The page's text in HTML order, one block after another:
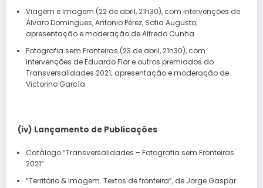
Viagem e Imagem (22 de abril, 21h30), com intervenções de
Álvaro Domingues, Antonio Pérez, Sofia Augusto;
apresentação e moderação de Alfredo Cunha
Fotografia sem Fronteiras (23 de abril, 21h30), com
intervenções de Eduardo Flor e outros premiados do
Transversalidades 2021; apresentação e moderação de
Victorino García
(iv) Lançamento de Publicações
Catálogo “Transversalidades – Fotografia sem Fronteiras
2021”
“Território & Imagem. Textos de fronteira”, de Jorge Gaspar